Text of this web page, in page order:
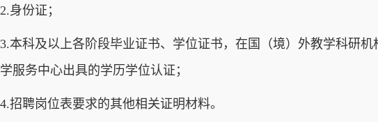
2.身份证；
3.本科及以上各阶段毕业证书、学位证书，在国（境）外教学科研
服务中心出具的学历学位认证；
4.招聘岗位表要求的其他相关证明材料。